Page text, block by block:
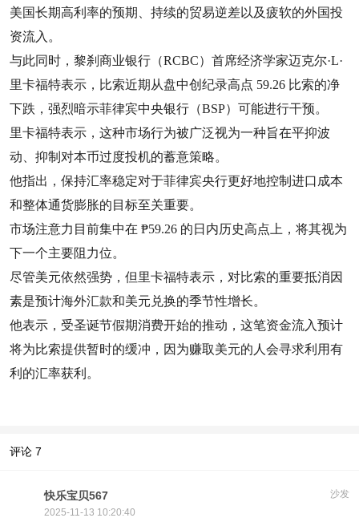
美国长期高利率的预期、持续的贸易逆差以及疲软的外国投
资流入。
与此同时，黎刹商业银行（RCBC）首席经济学家迈克尔·L·
里卡福特表示，比索近期从盘中创纪录高点 59.26 比索的净
下跌，强烈暗示菲律宾中央银行（BSP）可能进行干预。
里卡福特表示，这种市场行为被广泛视为一种旨在平抑波
动、抑制对本币过度投机的蓄意策略。
他指出，保持汇率稳定对于菲律宾央行更好地控制进口成本
和整体通货膨胀的目标至关重要。
市场注意力目前集中在 ₱59.26 的日内历史高点上，将其视为
下一个主要阻力位。
尽管美元依然强势，但里卡福特表示，对比索的重要抵消因
素是预计海外汇款和美元兑换的季节性增长。
他表示，受圣诞节假期消费开始的推动，这笔资金流入预计
将为比索提供暂时的缓冲，因为赚取美元的人会寻求利用有
利的汇率获利。
评论 7
沙发
快乐宝贝567
2025-11-13 10:20:40